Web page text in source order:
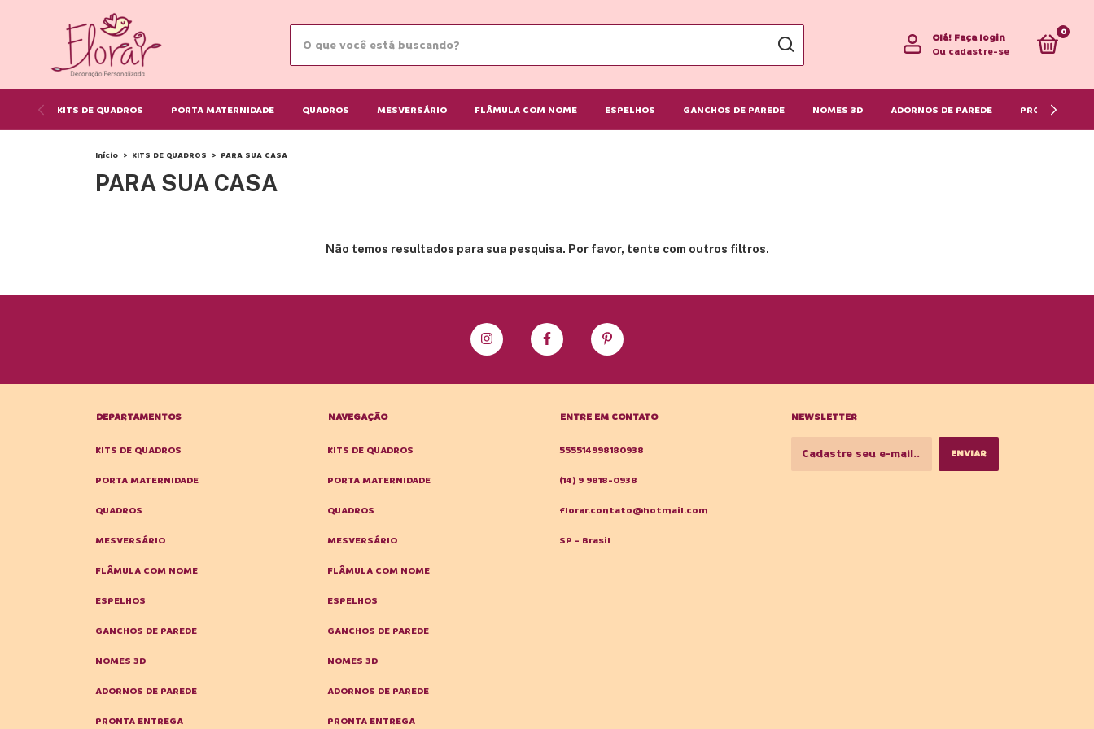
Olá! Faça login
Ou cadastre-se
0
KITS DE QUADROS PORTA MATERNIDADE QUADROS MESVERSÁRIO FLÂMULA COM NOME ESPELHOS GANCHOS DE PAREDE NOMES 3D ADORNOS DE PAREDE PRONTA
Início > KITS DE QUADROS > PARA SUA CASA
PARA SUA CASA
Não temos resultados para sua pesquisa. Por favor, tente com outros filtros.
DEPARTAMENTOS
KITS DE QUADROS
PORTA MATERNIDADE
QUADROS
MESVERSÁRIO
FLÂMULA COM NOME
ESPELHOS
GANCHOS DE PAREDE
NOMES 3D
ADORNOS DE PAREDE
PRONTA ENTREGA
NAVEGAÇÃO
KITS DE QUADROS
PORTA MATERNIDADE
QUADROS
MESVERSÁRIO
FLÂMULA COM NOME
ESPELHOS
GANCHOS DE PAREDE
NOMES 3D
ADORNOS DE PAREDE
PRONTA ENTREGA
ENTRE EM CONTATO
555514998180938
(14) 9 9818-0938
florar.contato@hotmail.com
SP - Brasil
NEWSLETTER